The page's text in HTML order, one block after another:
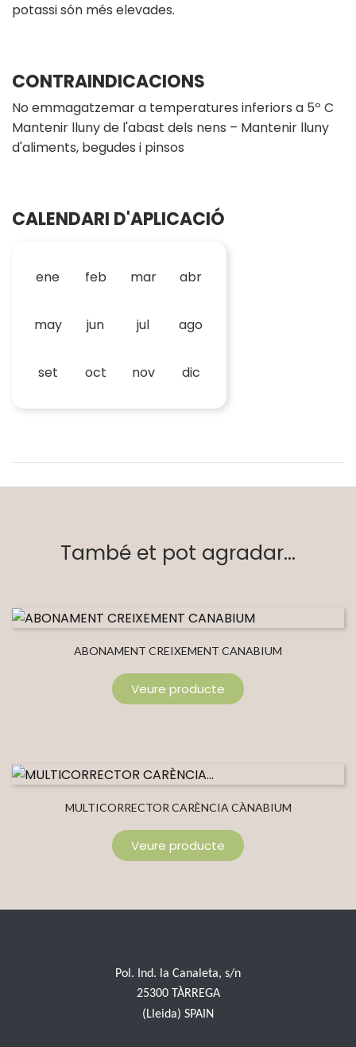
potassi són més elevades.
CONTRAINDICACIONS
No emmagatzemar a temperatures inferiors a 5º C
Mantenir lluny de l'abast dels nens – Mantenir lluny
d'aliments, begudes i pinsos
CALENDARI D'APLICACIÓ
ene feb mar abr
may jun jul ago
set oct nov dic
També et pot agradar...
ABONAMENT CREIXEMENT CANABIUM
Veure producte
MULTICORRECTOR CARÈNCIA CÀNABIUM
Veure producte
Pol. Ind. la Canaleta, s/n
25300 TÀRREGA
(Lleida) SPAIN